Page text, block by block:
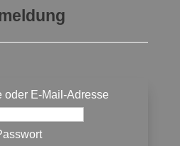
oder E-Mail-Adresse